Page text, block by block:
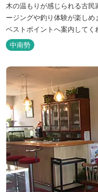
木の温もりが感じられる古
ージングや釣り体験が楽しめ
ベストポイントへ案内してく
中南勢